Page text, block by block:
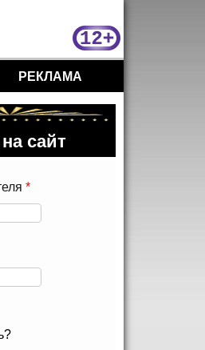
РЕКЛАМА
сайт
*